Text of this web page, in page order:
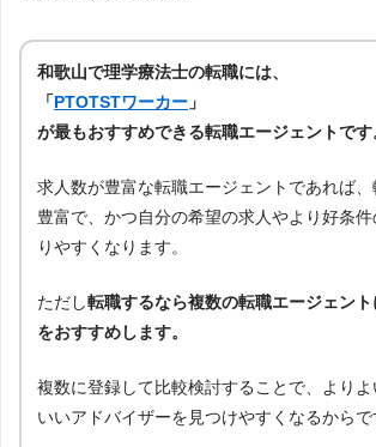
和歌山で理学療法士の転職には、
「PTOTSTワーカー 」
が最もおすすめできる転職エージェントです
求人数が豊富な転職エージェントであれば
豊富で、かつ自分の希望の求人やより好条
りやすくなります。
ただし転職するなら複数の転職エージェン
をおすすめします。
複数に登録して比較検討することで、より
いいアドバイザーを見つけやすくなるからで